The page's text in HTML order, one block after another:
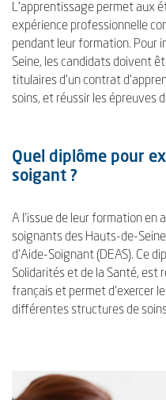
L'apprentissage permet aux
expérience professionnelle
pendant leur formation. Pour
Seine, les candidats doivent
titulaires d'un contrat
soins, et réussir les épreuves
Quel diplôme pour
soigant ?
A l'issue de leur formation en
soignants des Hauts-de-
d'Aide-Soignant (DEAS). Ce
Solidarités et de la Santé, est
français et permet d'exercer
différentes structures de